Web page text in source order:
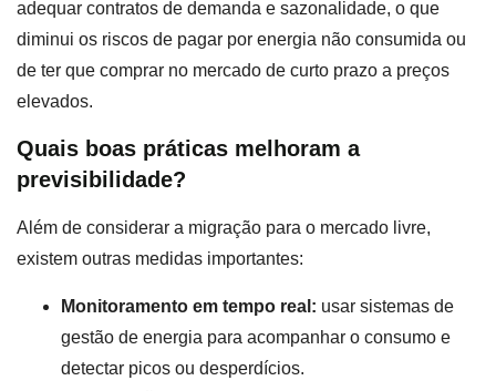
adequar contratos de demanda e sazonalidade, o que
diminui os riscos de pagar por energia não consumida ou
de ter que comprar no mercado de curto prazo a preços
elevados.
Quais boas práticas melhoram a
previsibilidade?
Além de considerar a migração para o mercado livre,
existem outras medidas importantes:
Monitoramento em tempo real: usar sistemas de
gestão de energia para acompanhar o consumo e
detectar picos ou desperdícios.